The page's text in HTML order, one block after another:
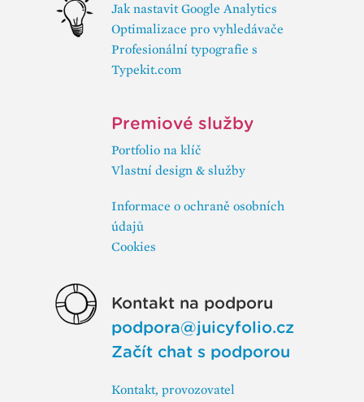
Jak nastavit Google Analytics
Optimalizace pro vyhledávače
Profesionální typografie s
Typekit.com
Premiové služby
Portfolio na klíč
Vlastní design & služby
Informace o ochraně osobních
údajů
Cookies
Kontakt na podporu
podpora@juicyfolio.cz
Začít chat s podporou
Kontakt, provozovatel